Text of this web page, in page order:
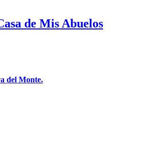
de Mis Abuelos
del Monte.